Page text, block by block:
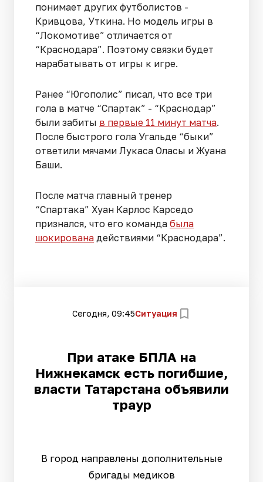
понимает других футболистов -
Кривцова, Уткина. Но модель игры в
“Локомотиве” отличается от
“Краснодара”. Поэтому связки будет
нарабатывать от игры к игре.
Ранее “Югополис” писал, что все три
гола в матче “Спартак” - “Краснодар”
были забиты в первые 11 минут матча.
После быстрого гола Угальде “быки”
ответили мячами Лукаса Оласы и Жуана
Баши.
После матча главный тренер
“Спартака” Хуан Карлос Карседо
признался, что его команда была
шокирована действиями “Краснодара”.
Сегодня, 09:45Ситуация
При атаке БПЛА на
Нижнекамск есть погибшие,
власти Татарстана объявили
траур
В город направлены дополнительные
бригады медиков